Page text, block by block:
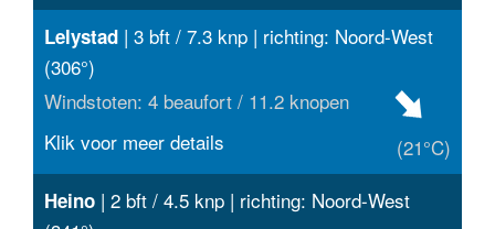
Lelystad | 3 bft / 7.3 knp | richting: Noord-West
(306°)
Windstoten: 4 beaufort / 11.2 knopen
(21°C)
Klik voor meer details
Heino | 2 bft / 4.5 knp | richting: Noord-West